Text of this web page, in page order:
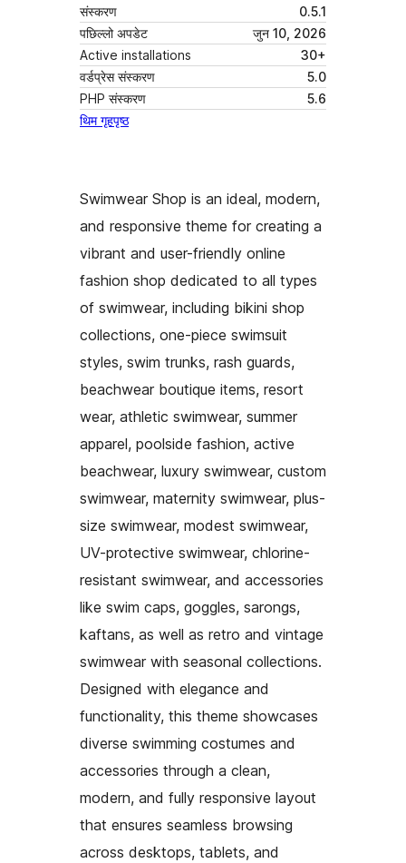
संस्करण
0.5.1
पछिल्लो अपडेट
जुन 10, 2026
Active installations
30+
वर्डप्रेस संस्करण
5.0
PHP संस्करण
5.6
थिम गृहपृष्ठ
Swimwear Shop is an ideal, modern,
and responsive theme for creating a
vibrant and user-friendly online
fashion shop dedicated to all types
of swimwear, including bikini shop
collections, one-piece swimsuit
styles, swim trunks, rash guards,
beachwear boutique items, resort
wear, athletic swimwear, summer
apparel, poolside fashion, active
beachwear, luxury swimwear, custom
swimwear, maternity swimwear, plus-
size swimwear, modest swimwear,
UV-protective swimwear, chlorine-
resistant swimwear, and accessories
like swim caps, goggles, sarongs,
kaftans, as well as retro and vintage
swimwear with seasonal collections.
Designed with elegance and
functionality, this theme showcases
diverse swimming costumes and
accessories through a clean,
modern, and fully responsive layout
that ensures seamless browsing
across desktops, tablets, and